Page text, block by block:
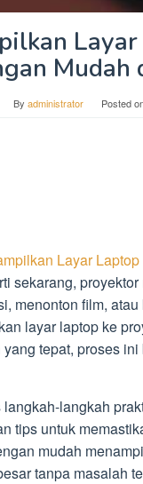
Mudah
By administrator Posted
Layar
sekarang,
menonton film,
layar laptop ke
tepat, proses
langkah
tips untuk
mudah
tanpa masalah